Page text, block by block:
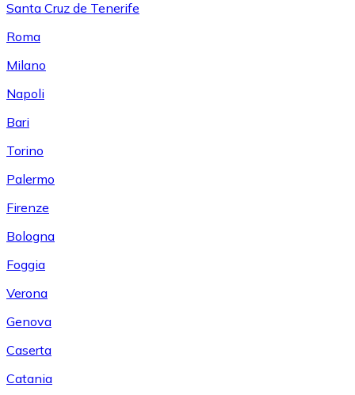
Santa Cruz de Tenerife
Roma
Milano
Napoli
Bari
Torino
Palermo
Firenze
Bologna
Foggia
Verona
Genova
Caserta
Catania